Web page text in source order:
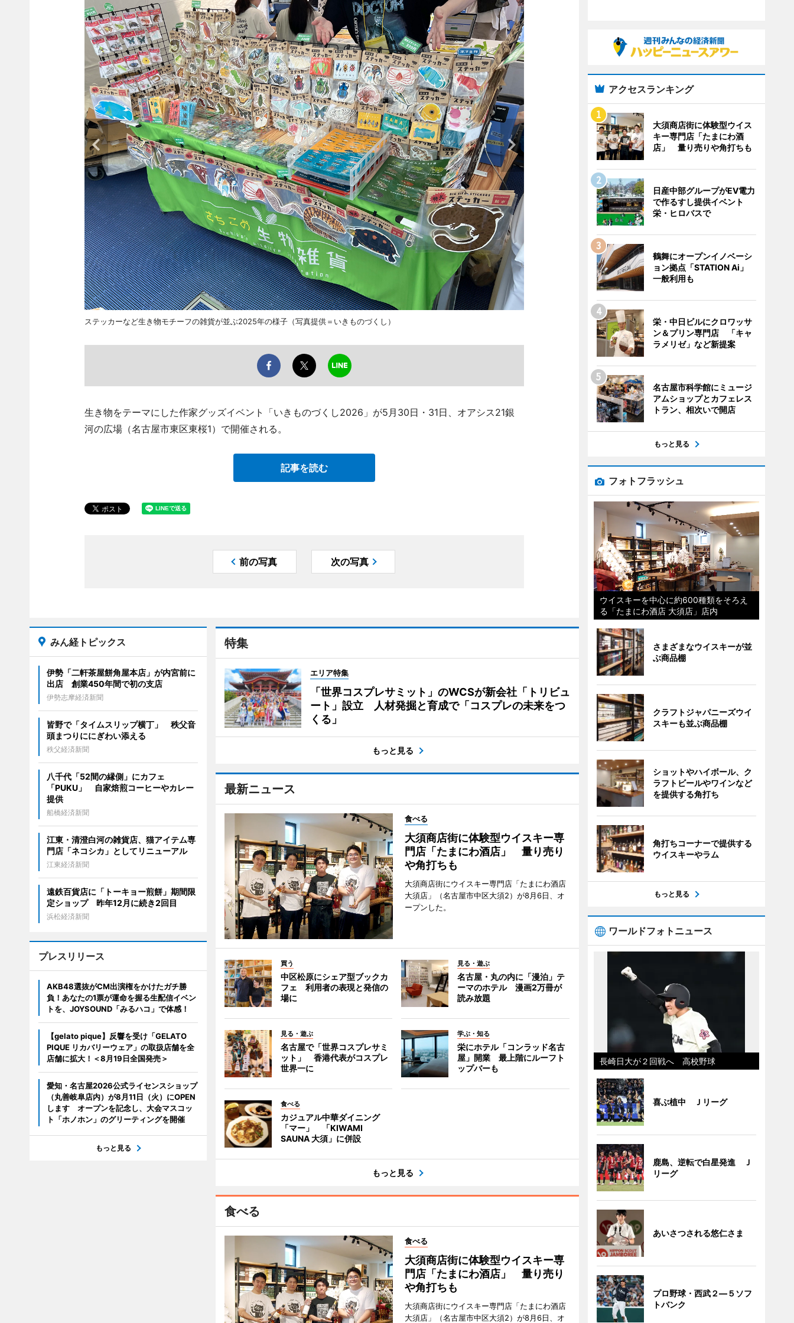
ステッカーなど生き物モチーフの雑貨が並ぶ2025年の様子（写真提供＝いきものづくし）
生き物をテーマにした作家グッズイベント「いきものづくし2026」が5月30日・31日、オアシス21銀
河の広場（名古屋市東区東桜1）で開催される。
記事を読む
前の写真 次の写真
特集
エリア特集
「世界コスプレサミット」のWCSが新会社「トリビュ
ート」設立 人材発掘と育成で「コスプレの未来をつ
くる」
もっと見る
最新ニュース
食べる
大須商店街に体験型ウイスキー専
門店「たまにわ酒店」 量り売り
や角打ちも
大須商店街にウイスキー専門店「たまにわ酒店
大須店」（名古屋市中区大須2）が8月6日、オ
ープンした。
買う
中区松原にシェア型ブックカ
フェ 利用者の表現と発信の
場に
見る・遊ぶ
名古屋・丸の内に「漫泊」テ
ーマのホテル 漫画2万冊が
読み放題
見る・遊ぶ
名古屋で「世界コスプレサミ
ット」 香港代表がコスプレ
世界一に
学ぶ・知る
栄にホテル「コンラッド名古
屋」開業 最上階にルーフト
ップバーも
食べる
カジュアル中華ダイニング
「マー」 「KIWAMI
SAUNA 大須」に併設
もっと見る
食べる
食べる
大須商店街に体験型ウイスキー専
門店「たまにわ酒店」 量り売り
や角打ちも
大須商店街にウイスキー専門店「たまにわ酒店
大須店」（名古屋市中区大須2）が8月6日、オ
みん経トピックス
伊勢「二軒茶屋餅角屋本店」が内宮前に
出店 創業450年間で初の支店
伊勢志摩経済新聞
皆野で「タイムスリップ横丁」 秩父音
頭まつりににぎわい添える
秩父経済新聞
八千代「52間の縁側」にカフェ
「PUKU」 自家焙煎コーヒーやカレー
提供
船橋経済新聞
江東・清澄白河の雑貨店、猫アイテム専
門店「ネコシカ」としてリニューアル
江東経済新聞
遠鉄百貨店に「トーキョー煎餅」期間限
定ショップ 昨年12月に続き2回目
浜松経済新聞
プレスリリース
AKB48選抜がCM出演権をかけたガチ勝
負！あなたの1票が運命を握る生配信イベン
トを、JOYSOUND「みるハコ」で体感！
【gelato pique】反響を受け「GELATO
PIQUE リカバリーウェア」の取扱店舗を全
店舗に拡大！＜8月19日全国発売＞
愛知・名古屋2026公式ライセンスショップ
（丸善岐阜店内）が8月11日（火）にOPEN
します オープンを記念し、大会マスコッ
ト「ホノホン」のグリーティングを開催
もっと見る
アクセスランキング
大須商店街に体験型ウイス
キー専門店「たまにわ酒
店」 量り売りや角打ちも
日産中部グループがEV電力
で作るすし提供イベント
栄・ヒロバスで
鶴舞にオープンイノベーシ
ョン拠点「STATION Ai」
一般利用も
栄・中日ビルにクロワッサ
ン＆プリン専門店 「キャ
ラメリゼ」など新提案
名古屋市科学館にミュージ
アムショップとカフェレス
トラン、相次いで開店
もっと見る
フォトフラッシュ
ウイスキーを中心に約600種類をそろえ
る「たまにわ酒店 大須店」店内
さまざまなウイスキーが並
ぶ商品棚
クラフトジャパニーズウイ
スキーも並ぶ商品棚
ショットやハイボール、ク
ラフトビールやワインなど
を提供する角打ち
角打ちコーナーで提供する
ウイスキーやラム
もっと見る
ワールドフォトニュース
長崎日大が２回戦へ 高校野球
喜ぶ植中 Ｊリーグ
鹿島、逆転で白星発進 Ｊ
リーグ
あいさつされる悠仁さま
プロ野球・西武２―５ソフ
トバンク